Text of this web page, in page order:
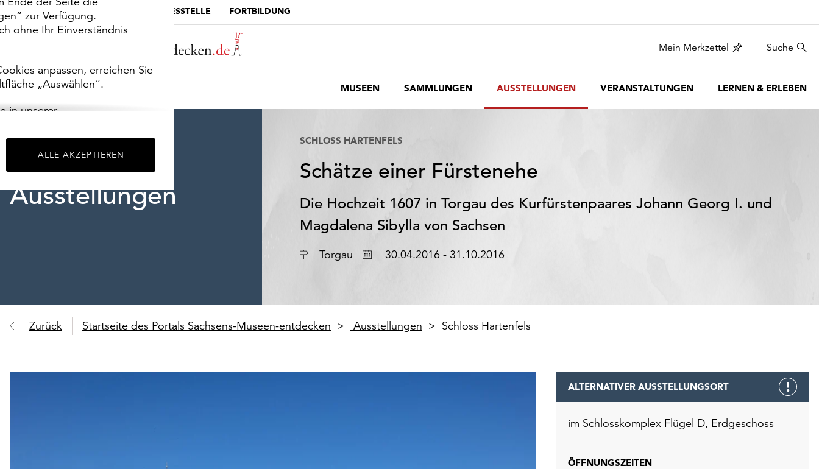
zur Verfügung.
ohne Ihr Einverständnis
anpassen, erreichen Sie
„Auswählen“.
in unserer
ALLE AKZEPTIEREN
MUSEUMSPORTAL DIE LANDESSTELLE FORTBILDUNG
Mein Merkzettel Suche
MUSEEN SAMMLUNGEN AUSSTELLUNGEN VERANSTALTUNGEN LERNEN & ERLEBEN
Ausstellungen
SCHLOSS HARTENFELS
Schätze einer Fürstenehe
Die Hochzeit 1607 in Torgau des Kurfürstenpaares Johann Georg I. und
Magdalena Sibylla von Sachsen
Ort Torgau Datum30.04.2016 - 31.10.2016
Zurück Startseite des Portals Sachsens-Museen-entdecken Ausstellungen Schloss Hartenfels
ALTERNATIVER AUSSTELLUNGSORT
im Schlosskomplex Flügel D, Erdgeschoss
ÖFFNUNGSZEITEN